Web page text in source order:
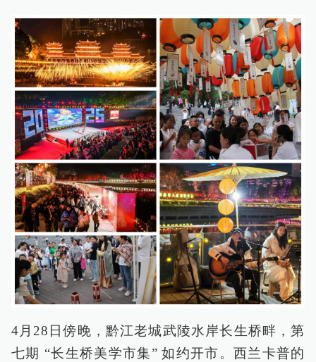
4月28日傍晚，黔江老城武陵水岸长生桥畔，第
七期 “长生桥美学市集” 如约开市。西兰卡普的